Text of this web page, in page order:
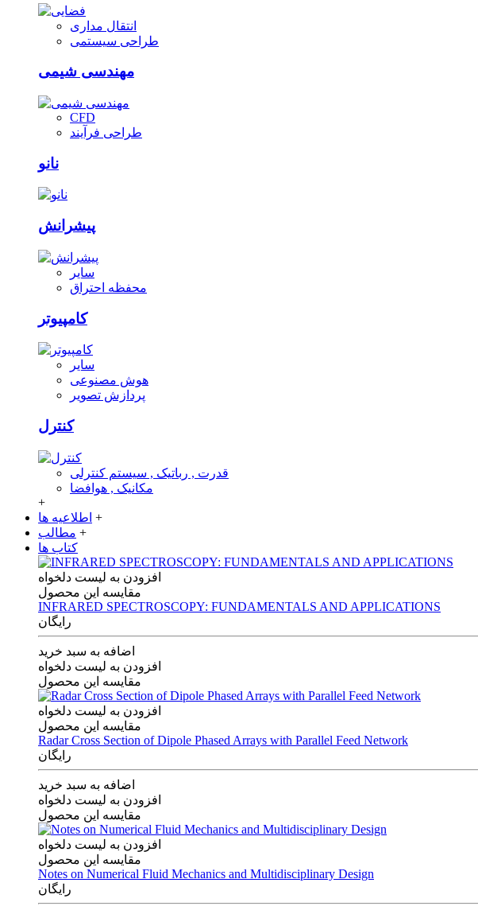
انتقال مداری
طراحی سیستمی
مهندسی شیمی
CFD
طراحی فرآیند
نانو
پیشرانش
سایر
محفظه احتراق
کامپیوتر
سایر
هوش مصنوعی
پردازش تصویر
کنترل
قدرت , رباتیک , سیستم کنترلی
مکانیک , هوافضا
+
اطلاعیه ها +
مطالب +
کتاب ها
افزودن به لیست دلخواه
مقایسه این محصول
INFRARED SPECTROSCOPY: FUNDAMENTALS AND APPLICATIONS
رایگان
اضافه به سبد خرید
افزودن به لیست دلخواه
مقایسه این محصول
افزودن به لیست دلخواه
مقایسه این محصول
Radar Cross Section of Dipole Phased Arrays with Parallel Feed Network
رایگان
اضافه به سبد خرید
افزودن به لیست دلخواه
مقایسه این محصول
افزودن به لیست دلخواه
مقایسه این محصول
Notes on Numerical Fluid Mechanics and Multidisciplinary Design
رایگان